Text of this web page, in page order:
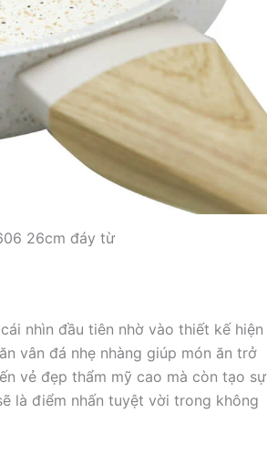
26cm đáy từ
nhìn đầu tiên nhờ vào thiết kế hiện
vân đá nhẹ nhàng giúp món ăn trở
vẻ đẹp thẩm mỹ cao mà còn tạo sự
là điểm nhấn tuyệt vời trong không